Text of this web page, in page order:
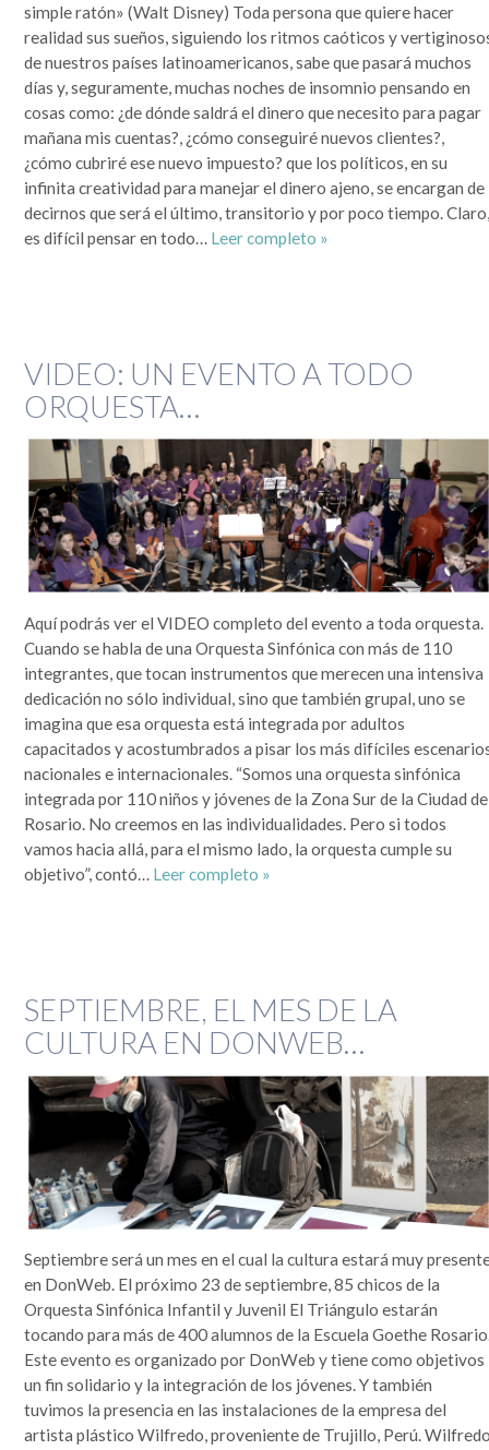
simple ratón» (Walt Disney) Toda persona que quiere hacer
realidad sus sueños, siguiendo los ritmos caóticos y
de nuestros países latinoamericanos, sabe que pasará muchos
días y, seguramente, muchas noches de insomnio pensando en
cosas como: ¿de dónde saldrá el dinero que necesito para pagar
mañana mis cuentas?, ¿cómo conseguiré nuevos clientes?,
¿cómo cubriré ese nuevo impuesto? que los políticos, en su
infinita creatividad para manejar el dinero ajeno, se encargan de
decirnos que será el último, transitorio y por poco tiempo.
es difícil pensar en todo… Leer completo »
VIDEO: UN EVENTO A TODO
ORQUESTA…
Aquí podrás ver el VIDEO completo del evento a toda orquesta.
Cuando se habla de una Orquesta Sinfónica con más de 110
integrantes, que tocan instrumentos que merecen una intensiva
dedicación no sólo individual, sino que también grupal, uno se
imagina que esa orquesta está integrada por adultos
capacitados y acostumbrados a pisar los más difíciles
nacionales e internacionales. “Somos una orquesta sinfónica
integrada por 110 niños y jóvenes de la Zona Sur de la Ciudad de
Rosario. No creemos en las individualidades. Pero si todos
vamos hacia allá, para el mismo lado, la orquesta cumple su
objetivo”, contó… Leer completo »
SEPTIEMBRE, EL MES DE LA
CULTURA EN DONWEB…
Septiembre será un mes en el cual la cultura estará muy
en DonWeb. El próximo 23 de septiembre, 85 chicos de la
Orquesta Sinfónica Infantil y Juvenil El Triángulo estarán
tocando para más de 400 alumnos de la Escuela Goethe
Este evento es organizado por DonWeb y tiene como objetivos
un fin solidario y la integración de los jóvenes. Y también
tuvimos la presencia en las instalaciones de la empresa del
artista plástico Wilfredo, proveniente de Trujillo, Perú.